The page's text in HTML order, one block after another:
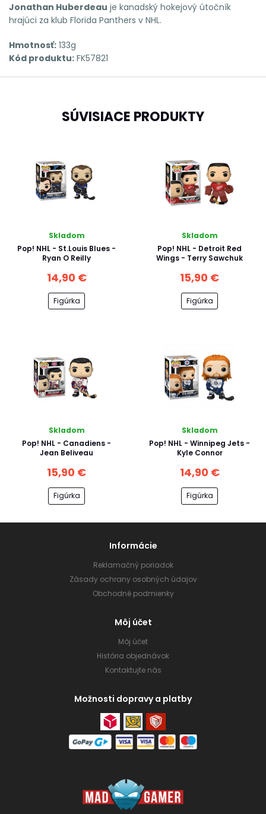
Jonathan Huberdeau je kanadský hokejový útočník
hrajúci za klub Florida Panthers v NHL.
Hmotnosť: 133g
Kód produktu: FK57821
SÚVISIACE PRODUKTY
Skladom
Pop! NHL - St.Louis Blues -
Ryan O Reilly
14,90 €
Figúrka
Skladom
Pop! NHL - Detroit Red
Wings - Terry Sawchuk
15,90 €
Figúrka
Skladom
Pop! NHL - Canadiens -
Jean Beliveau
15,90 €
Figúrka
Skladom
Pop! NHL - Winnipeg Jets -
Kyle Connor
14,90 €
Figúrka
Informácie
Reklamačný poriadok
Zásady ochrany osobných údajov
Obchodné podmienky
Môj účet
Môj účet
História objednávok
Kontaktujte nás
Možnosti dopravy a platby